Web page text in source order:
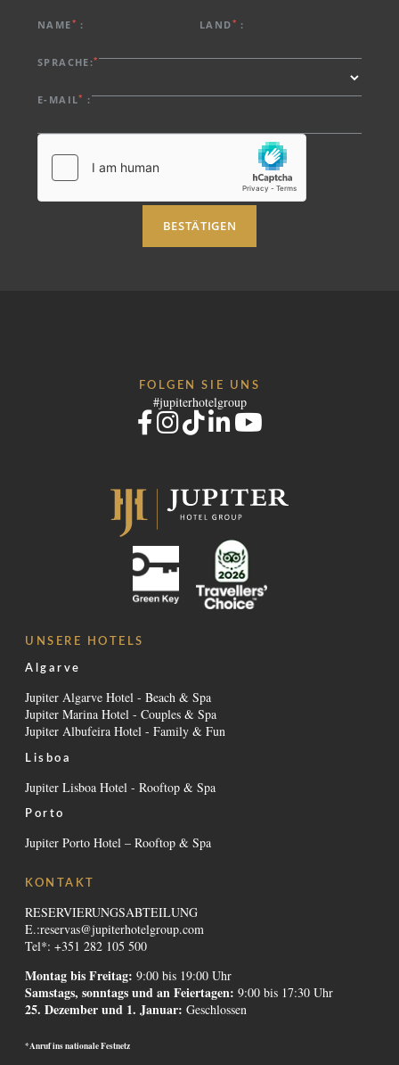
NAME* : LAND* :
SPRACHE:*
E-MAIL* :
BESTÄTIGEN
UNSERE HOTELS
Algarve
Jupiter Algarve Hotel - Beach & Spa
Jupiter Marina Hotel - Couples & Spa
Jupiter Albufeira Hotel - Family & Fun
Lisboa
Jupiter Lisboa Hotel - Rooftop & Spa
Porto
Jupiter Porto Hotel – Rooftop & Spa
FOLGEN SIE UNS
#jupiterhotelgroup
KONTAKT
RESERVIERUNGSABTEILUNG
E.:reservas@jupiterhotelgroup.com
Tel*: +351 282 105 500
Montag bis Freitag: 9:00 bis 19:00 Uhr
Samstags, sonntags und an Feiertagen: 9:00 bis 17:30 Uhr
25. Dezember und 1. Januar: Geschlossen
*Anruf ins nationale Festnetz